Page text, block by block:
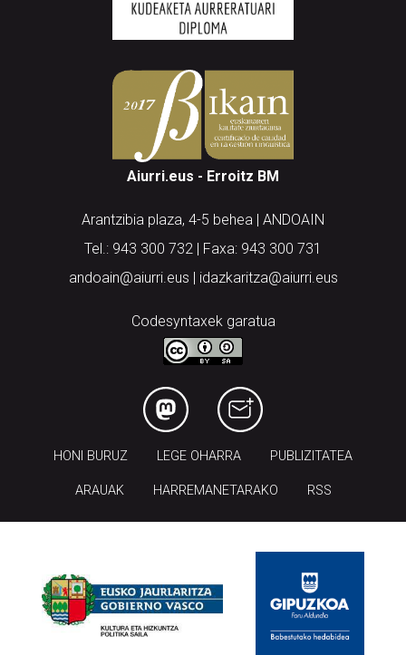
Aiurri.eus - Erroitz BM
Arantzibia plaza, 4-5 behea | ANDOAIN
Tel.: 943 300 732 | Faxa: 943 300 731
andoain@aiurri.eus | idazkaritza@aiurri.eus
Codesyntaxek garatua
HONI BURUZ LEGE OHARRA PUBLIZITATEA
ARAUAK HARREMANETARAKO RSS